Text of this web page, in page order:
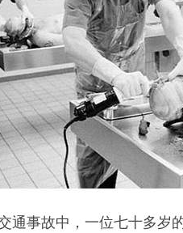
通事故中，一位七十多岁